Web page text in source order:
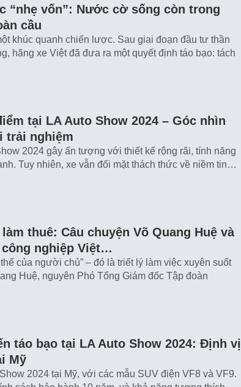
“nhẹ vốn”: Nước cờ sống còn trong
cầu
khúc quanh chiến lược. Sau giai đoạn đầu tư thần
hãng xe Việt đã đưa ra một quyết định táo bạo: tách
tại LA Auto Show 2024 – Góc nhìn
trải nghiệm
2024 gây ấn tượng với thiết kế rộng rãi, tính năng
Tuy nhiên, xe vẫn đối mặt thách thức về niềm tin…
thuê: Câu chuyện Võ Quang Huệ và
nghiệp Việt…
của người chủ” – đó là triết lý làm việc xuyên suốt
Huệ, nguyên Phó Tổng Giám đốc Tập đoàn
táo bạo tại LA Auto Show 2024: Định vị
Mỹ
2024 tại Mỹ, với các mẫu SUV điện VF8 và VF9.